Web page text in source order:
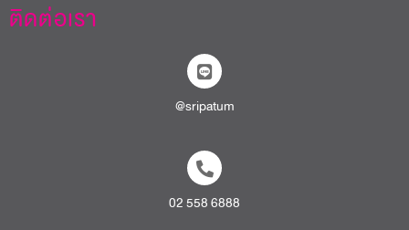
ติดต่อเรา
@sripatum
02 558 6888